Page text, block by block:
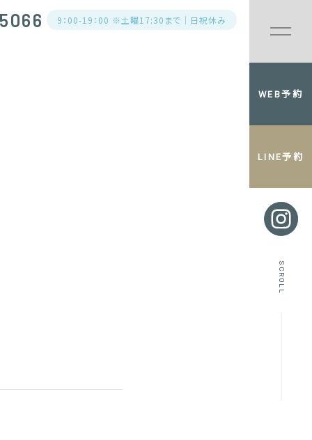
9：00-19：00 ※土曜17:30まで｜日祝休み
WEB予約
LINE予約
SCROLL